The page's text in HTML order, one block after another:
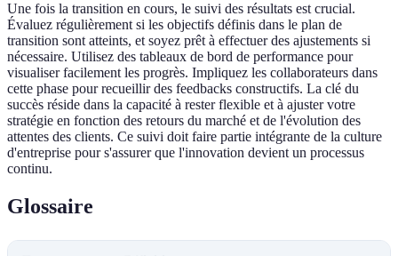
Une fois la transition en cours, le suivi des résultats est crucial.
Évaluez régulièrement si les objectifs définis dans le plan de
transition sont atteints, et soyez prêt à effectuer des ajustements si
nécessaire. Utilisez des tableaux de bord de performance pour
visualiser facilement les progrès. Impliquez les collaborateurs dans
cette phase pour recueillir des feedbacks constructifs. La clé du
succès réside dans la capacité à rester flexible et à ajuster votre
stratégie en fonction des retours du marché et de l'évolution des
attentes des clients. Ce suivi doit faire partie intégrante de la culture
d'entreprise pour s'assurer que l'innovation devient un processus
continu.
Glossaire